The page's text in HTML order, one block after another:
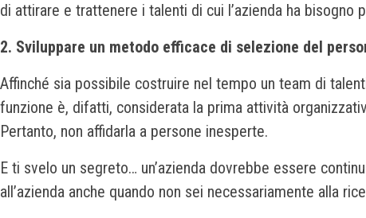
di attirare e trattenere i talenti di cui l’azienda ha bisogno
2. Sviluppare un metodo efficace di selezione del
Affinché sia possibile costruire nel tempo un team di
funzione è, difatti, considerata la prima attività
Pertanto, non affidarla a persone inesperte.
E ti svelo un segreto… un’azienda dovrebbe essere
all’azienda anche quando non sei necessariamente alla